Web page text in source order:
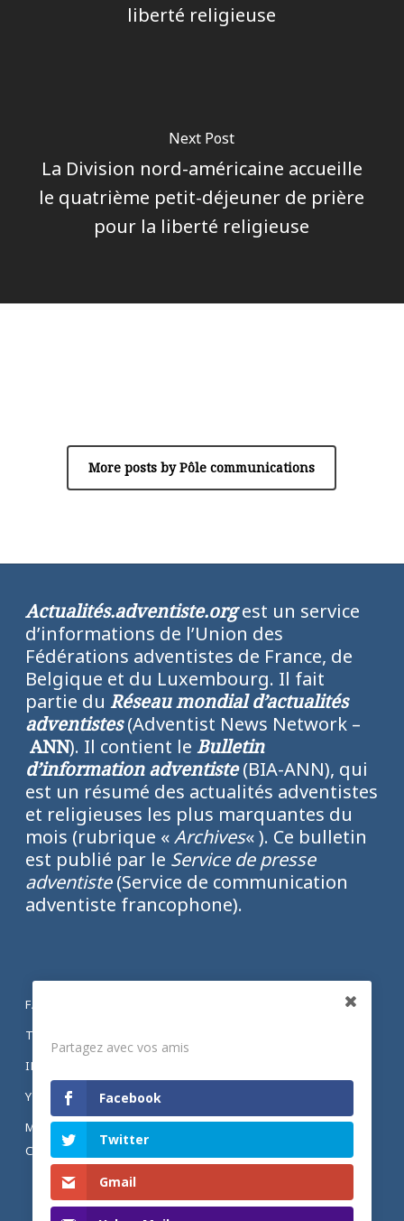
liberté religieuse
Next Post
La Division nord-américaine accueille
le quatrième petit-déjeuner de prière
pour la liberté religieuse
More posts by Pôle communications
Actualités.adventiste.orgest un service
d’informations de l’Union des
Fédérations adventistes de France, de
Belgique et du Luxembourg. Il fait
partie du Réseau mondial d’actualités
adventistes(Adventist News Network –
ANN). Il contient le Bulletin
d’information adventiste(BIA-ANN), qui
est un résumé des actualités adventistes
et religieuses les plus marquantes du
mois (rubrique «Archives« ). Ce bulletin
est publié par le Service de presse
adventiste(Service de communication
adventiste francophone).
FACEBOOK
TWITTER
INSTAGRAM
YOUTUBE
MENTIONS LÉGALES ET POLITIQUE DE
CONFIDENTIALITÉ
Partagez avec vos amis
Facebook
Twitter
Gmail